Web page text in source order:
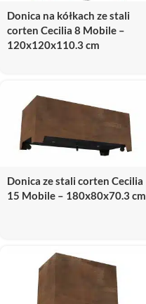
Donica na kółkach ze stali
corten Cecilia 8 Mobile –
120x120x110.3 cm
Donica ze stali corten Cecilia
15 Mobile – 180x80x70.3 cm